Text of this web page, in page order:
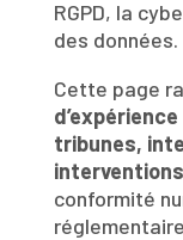
RGPD, la
des données.
Cette page
d’expérience
tribunes,
conformité